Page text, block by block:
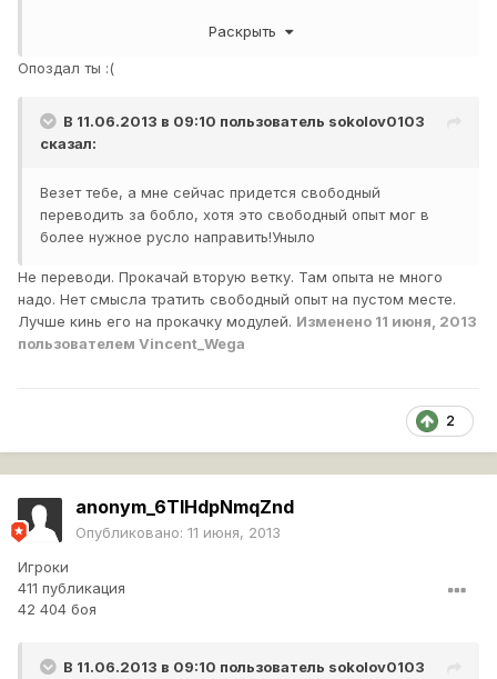
будет ли в недалёком будущем возможен переход с
Раскрыть
Опоздал ты :(
В 11.06.2013 в 09:10 пользователь sokolov0103
сказал:
Везет тебе, а мне сейчас придется свободный
переводить за бобло, хотя это свободный опыт мог в
более нужное русло направить!Уныло
Не переводи. Прокачай вторую ветку. Там опыта не много
надо. Нет смысла тратить свободный опыт на пустом месте.
Лучше кинь его на прокачку модулей. Изменено 11 июня, 2013
пользователем Vincent_Wega
2
anonym_6TlHdpNmqZnd
Опубликовано: 11 июня, 2013
Игроки
411 публикация
42 404 боя
В 11.06.2013 в 09:10 пользователь sokolov0103